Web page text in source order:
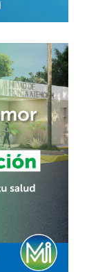
de volver
esté
me dieron
. Para mí
dije a Hebe
actual dijo